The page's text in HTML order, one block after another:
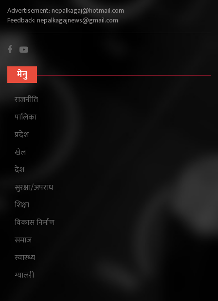
Advertisement:nepalkagaj@hotmail.com
Feedback:nepalkagajnews@gmail.com
मेनु
राजनीति
पालिका
प्रदेश
खेल
देश
सुरक्षा/अपराध
शिक्षा
विकास निर्माण
समाज
स्वास्थ्य
ग्यालरी